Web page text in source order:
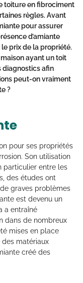
toiture en fibrociment
règles. Avant
pour assurer
d’amiante
prix de la propriété.
ayant un toit
diagnostics afin
peut-on vraiment
?
pour ses propriétés
Son utilisation
particulier entre les
des études ont
graves problèmes
est devenu un
a entraîné
dans de nombreux
mises en place
des matériaux
créé des